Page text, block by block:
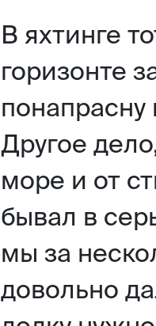
В яхтинге
горизонте
понапрасну
Другое
море и от
бывал в
мы за
довольно